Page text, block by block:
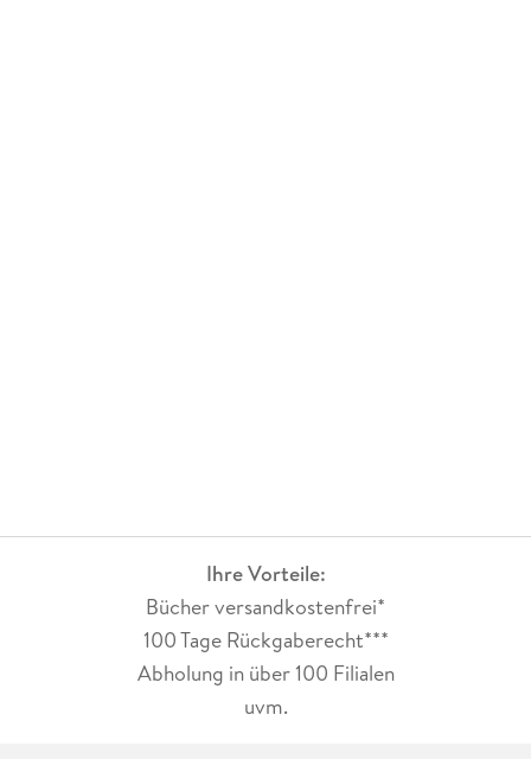
Ihre Vorteile:
Bücher versandkostenfrei*
100 Tage Rückgaberecht***
Abholung in über 100 Filialen
uvm.